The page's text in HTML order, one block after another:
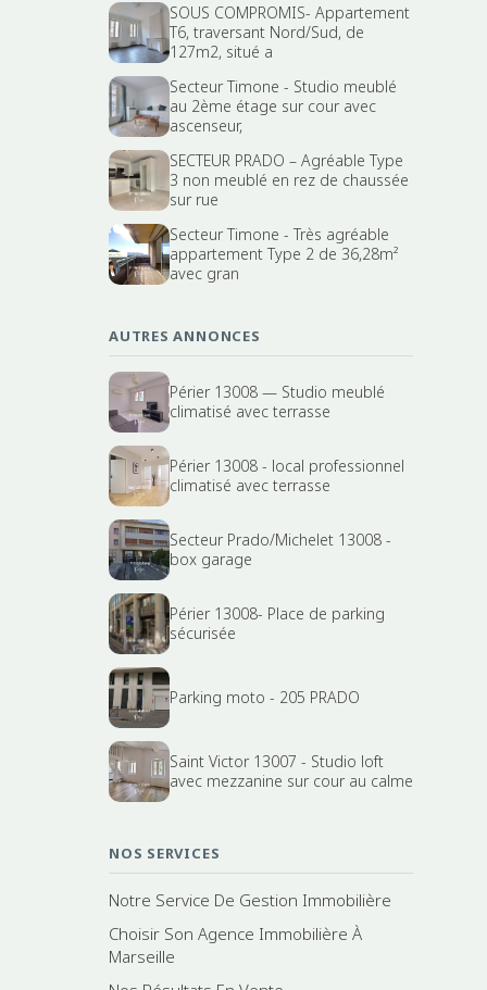
SOUS COMPROMIS- Appartement
T6, traversant Nord/Sud, de
127m2, situé a
Secteur Timone - Studio meublé
au 2ème étage sur cour avec
ascenseur,
SECTEUR PRADO – Agréable Type
3 non meublé en rez de chaussée
sur rue
Secteur Timone - Très agréable
appartement Type 2 de 36,28m²
avec gran
AUTRES ANNONCES
Périer 13008 — Studio meublé
climatisé avec terrasse
Périer 13008 - local professionnel
climatisé avec terrasse
Secteur Prado/Michelet 13008 -
box garage
Périer 13008- Place de parking
sécurisée
Parking moto - 205 PRADO
Saint Victor 13007 - Studio loft
avec mezzanine sur cour au calme
NOS SERVICES
Notre Service De Gestion Immobilière
Choisir Son Agence Immobilière À
Marseille